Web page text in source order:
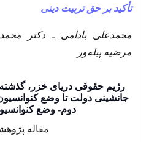
تأکید بر حق تربیت دینی
محمدعلی بادامی ـ دکتر
مرضیه پیله‌ور
رژیم حقوقی دریای خزر،
دوم- وضع
مقاله